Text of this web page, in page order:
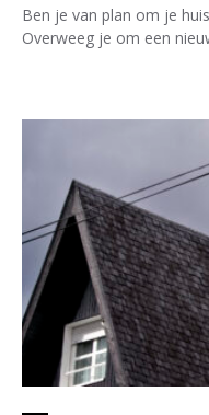
Ben je van plan om je
Overweeg je om een